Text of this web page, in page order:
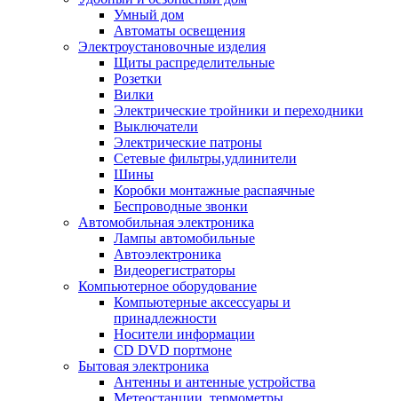
Умный дом
Автоматы освещения
Электроустановочные изделия
Щиты распределительные
Розетки
Вилки
Электрические тройники и переходники
Выключатели
Электрические патроны
Сетевые фильтры,удлинители
Шины
Коробки монтажные распаячные
Беспроводные звонки
Автомобильная электроника
Лампы автомобильные
Автоэлектроника
Видеорегистраторы
Компьютерное оборудование
Компьютерные аксессуары и
принадлежности
Носители информации
CD DVD портмоне
Бытовая электроника
Антенны и антенные устройства
Метеостанции, термометры